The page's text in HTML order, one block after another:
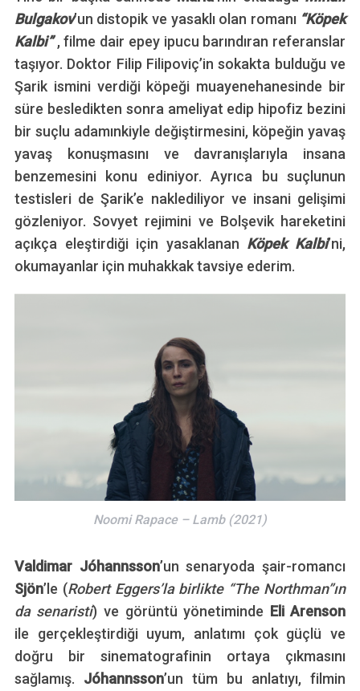
Bulgakov’un distopik ve yasaklı olan romanı “Köpek
Kalbi”, filme dair epey ipucu barındıran referanslar
taşıyor. Doktor Filip Filipoviç’in sokakta bulduğu ve
Şarik ismini verdiği köpeği muayenehanesinde bir
süre besledikten sonra ameliyat edip hipofiz bezini
bir suçlu adamınkiyle değiştirmesini, köpeğin yavaş
yavaş konuşmasını ve davranışlarıyla insana
benzemesini konu ediniyor. Ayrıca bu suçlunun
testisleri de Şarik’e naklediliyor ve insani gelişimi
gözleniyor. Sovyet rejimini ve Bolşevik hareketini
açıkça eleştirdiği için yasaklanan Köpek Kalbi’ni,
okumayanlar için muhakkak tavsiye ederim.
Noomi Rapace – Lamb (2021)
Valdimar Jóhannsson’un senaryoda şair-romancı
Sjön’le (Robert Eggers’la birlikte “The Northman”ın
da senaristi) ve görüntü yönetiminde Eli Arenson
ile gerçekleştirdiği uyum, anlatımı çok güçlü ve
doğru bir sinematografinin ortaya çıkmasını
sağlamış. Jóhannsson’un tüm bu anlatıyı, filmin